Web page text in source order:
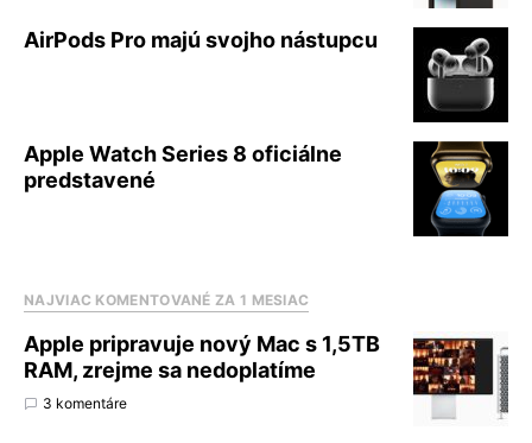
AirPods Pro majú svojho nástupcu
Apple Watch Series 8 oficiálne
predstavené
NAJVIAC KOMENTOVANÉ ZA 1 MESIAC
Apple pripravuje nový Mac s 1,5TB
RAM, zrejme sa nedoplatíme
3 komentáre